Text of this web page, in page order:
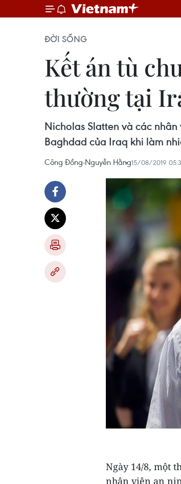
ĐỜI SỐNG
Kết án tù
thường tại
Nicholas Slatten và các
Baghdad của Iraq khi làm
Công Đồng-Nguyễn Hằng15/08/2019
Ngày 14/8, một
nhân viên an